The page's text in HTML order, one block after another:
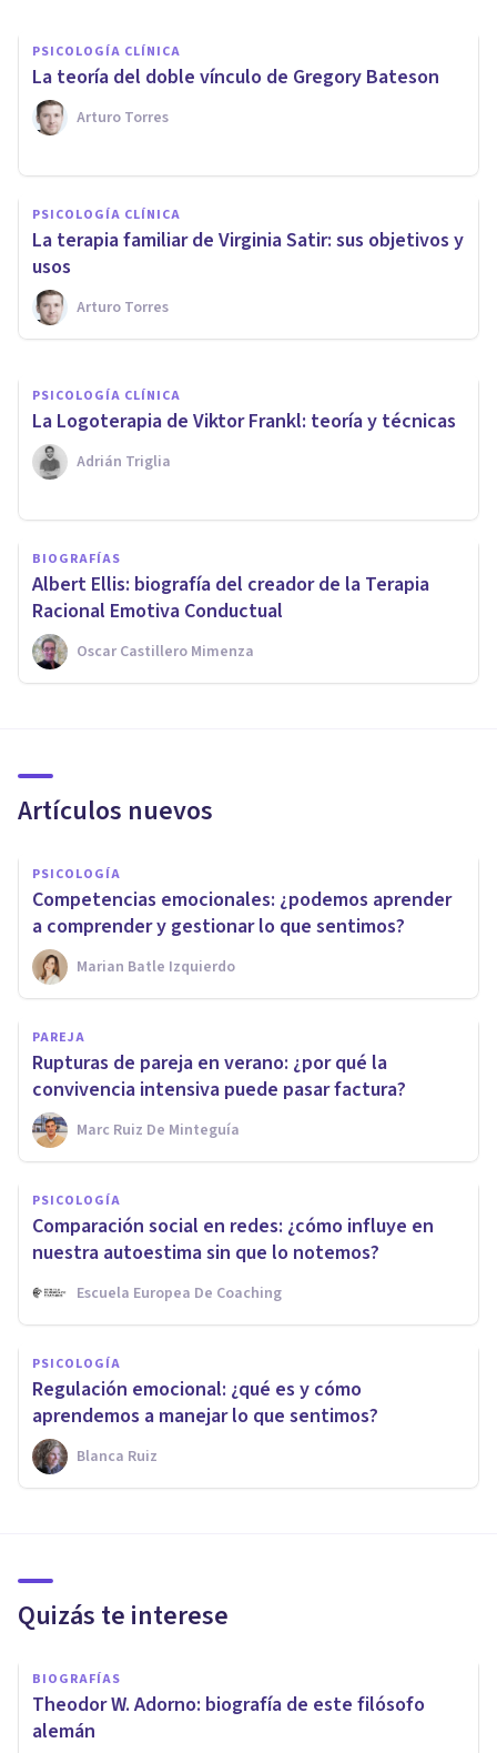
PSICOLOGÍA CLÍNICA
La teoría del doble vínculo de Gregory Bateson
Arturo Torres
PSICOLOGÍA CLÍNICA
La terapia familiar de Virginia Satir: sus objetivos y
usos
Arturo Torres
Virginia Satir: biografía de
esta pionera de la terapia
familiar
Grecia Guzmán Martínez
PSICOLOGÍA CLÍNICA
La Logoterapia de Viktor Frankl: teoría y técnicas
Adrián Triglia
BIOGRAFÍAS
Albert Ellis: biografía del creador de la Terapia
Racional Emotiva Conductual
Oscar Castillero Mimenza
Artículos nuevos
PSICOLOGÍA
Competencias emocionales: ¿podemos aprender
a comprender y gestionar lo que sentimos?
Marian Batle Izquierdo
PAREJA
Rupturas de pareja en verano: ¿por qué la
convivencia intensiva puede pasar factura?
Marc Ruiz De Minteguía
PSICOLOGÍA
Comparación social en redes: ¿cómo influye en
nuestra autoestima sin que lo notemos?
Escuela Europea De Coaching
PSICOLOGÍA
Regulación emocional: ¿qué es y cómo
aprendemos a manejar lo que sentimos?
Blanca Ruiz
Quizás te interese
BIOGRAFÍAS
Theodor W. Adorno: biografía de este filósofo
alemán